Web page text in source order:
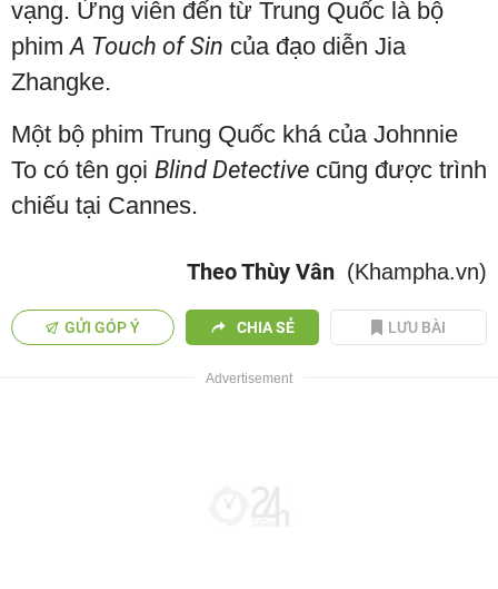
vạng. Ứng viên đến từ Trung Quốc là bộ
phimA Touch of Sin của đạo diễn Jia
Zhangke.
Một bộ phim Trung Quốc khá của Johnnie
To có tên gọi Blind Detective cũng được trình
chiếu tại Cannes.
Theo Thùy Vân (Khampha.vn)
GỬI GÓP Ý CHIA SẺ LƯU BÀI